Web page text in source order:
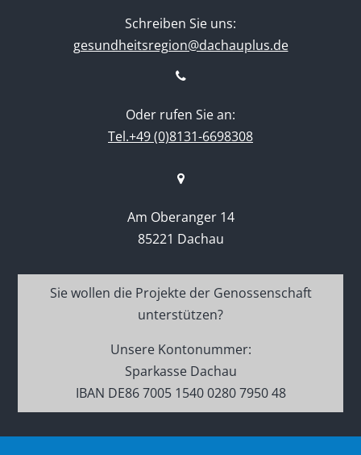
Schreiben Sie uns:
gesundheitsregion@dachauplus.de
Oder rufen Sie an:
Tel.+49 (0)8131-6698308
Am Oberanger 14
85221 Dachau
Sie wollen die Projekte der Genossenschaft
unterstützen?
Unsere Kontonummer:
Sparkasse Dachau
IBAN DE86 7005 1540 0280 7950 48